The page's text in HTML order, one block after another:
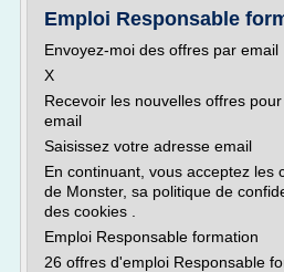
Emploi Responsable
Envoyez-moi des offres par email
X
Recevoir les nouvelles offres
email
Saisissez votre adresse email
En continuant, vous acceptez les
de Monster, sa politique de
des cookies .
Emploi Responsable formation
26 offres d'emploi Responsable